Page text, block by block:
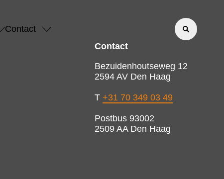
Contact
Contact
Bezuidenhoutseweg 12
2594 AV Den Haag
T +31 70 349 03 49
Postbus 93002
2509 AA Den Haag